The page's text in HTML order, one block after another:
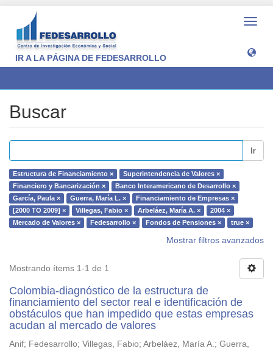
IR A LA PÁGINA DE FEDESARROLLO
Buscar
Ir
Estructura de Financiamiento ×
Superintendencia de Valores ×
Financiero y Bancarización ×
Banco Interamericano de Desarrollo ×
García, Paula ×
Guerra, María L. ×
Financiamiento de Empresas ×
[2000 TO 2009] ×
Villegas, Fabio × Arbeláez, María A. ×
2004 ×
Mercado de Valores ×
Fedesarrollo × Fondos de Pensiones × true ×
Mostrar filtros avanzados
Mostrando ítems 1-1 de 1
Colombia-diagnóstico de la estructura de
financiamiento del sector real e identificación de
obstáculos que han impedido que estas empresas
acudan al mercado de valores
Anif; Fedesarrollo; Villegas, Fabio; Arbeláez, María A.; Guerra,